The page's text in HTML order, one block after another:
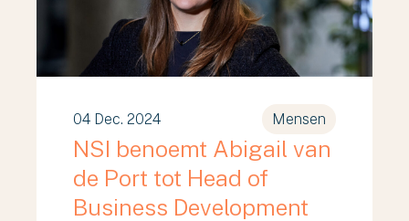
04 Dec. 2024 Mensen
NSI benoemt Abigail van
de Port tot Head of
Business Development